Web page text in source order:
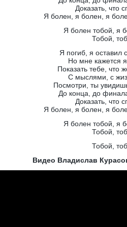
Доказать, что
Я болен, я болен, я
Я болен тобой, я
Тобой,
Я погиб, я оставил
Но мне кажется
Показать тебе, что
С мыслями, с
Посмотри, ты
До конца, до
Доказать, что
Я болен, я болен, я
Я болен тобой, я
Тобой,
Тобой,
Видео Владислав